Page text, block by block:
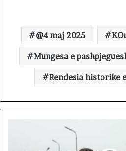
@4 maj 2025
Mungesa e
Rendesia historike